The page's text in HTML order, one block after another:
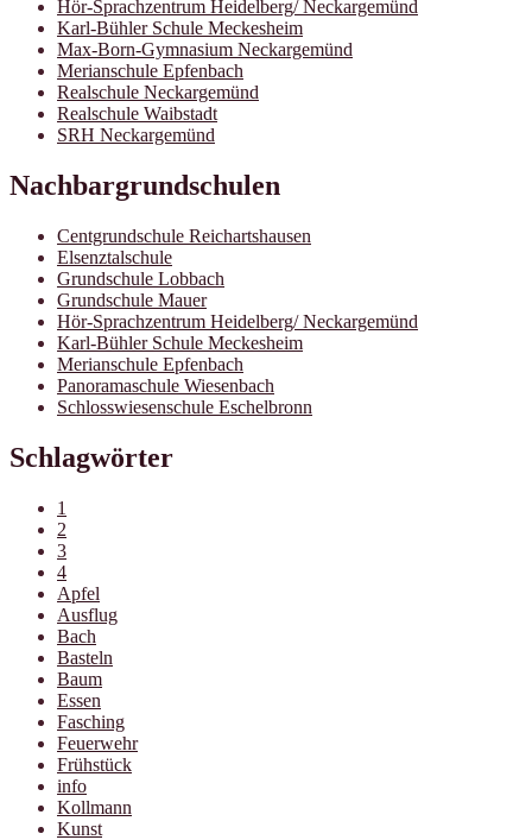
Hör-Sprachzentrum Heidelberg/ Neckargemünd
Karl-Bühler Schule Meckesheim
Max-Born-Gymnasium Neckargemünd
Merianschule Epfenbach
Realschule Neckargemünd
Realschule Waibstadt
SRH Neckargemünd
Nachbargrundschulen
Centgrundschule Reichartshausen
Elsenztalschule
Grundschule Lobbach
Grundschule Mauer
Hör-Sprachzentrum Heidelberg/ Neckargemünd
Karl-Bühler Schule Meckesheim
Merianschule Epfenbach
Panoramaschule Wiesenbach
Schlosswiesenschule Eschelbronn
Schlagwörter
1
2
3
4
Apfel
Ausflug
Bach
Basteln
Baum
Essen
Fasching
Feuerwehr
Frühstück
info
Kollmann
Kunst